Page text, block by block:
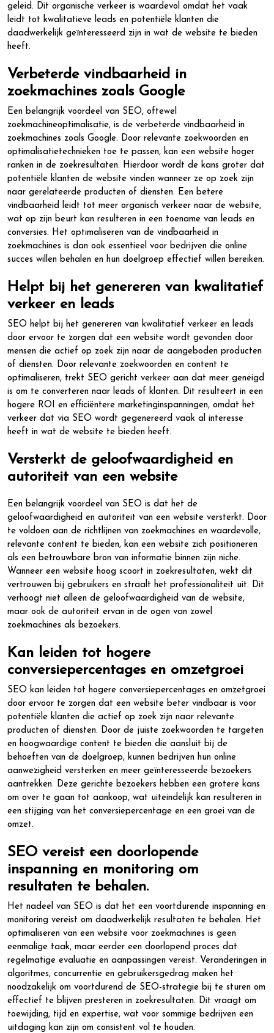
geleid. Dit organische verkeer is waardevol omdat het vaak
leidt tot kwalitatieve leads en potentiële klanten die
daadwerkelijk geïnteresseerd zijn in wat de website te bieden
heeft.
Verbeterde vindbaarheid in
zoekmachines zoals Google
Een belangrijk voordeel van SEO, oftewel
zoekmachineoptimalisatie, is de verbeterde vindbaarheid in
zoekmachines zoals Google. Door relevante zoekwoorden en
optimalisatietechnieken toe te passen, kan een website hoger
ranken in de zoekresultaten. Hierdoor wordt de kans groter dat
potentiële klanten de website vinden wanneer ze op zoek zijn
naar gerelateerde producten of diensten. Een betere
vindbaarheid leidt tot meer organisch verkeer naar de website,
wat op zijn beurt kan resulteren in een toename van leads en
conversies. Het optimaliseren van de vindbaarheid in
zoekmachines is dan ook essentieel voor bedrijven die online
succes willen behalen en hun doelgroep effectief willen bereiken.
Helpt bij het genereren van kwalitatief
verkeer en leads
SEO helpt bij het genereren van kwalitatief verkeer en leads
door ervoor te zorgen dat een website wordt gevonden door
mensen die actief op zoek zijn naar de aangeboden producten
of diensten. Door relevante zoekwoorden en content te
optimaliseren, trekt SEO gericht verkeer aan dat meer geneigd
is om te converteren naar leads of klanten. Dit resulteert in een
hogere ROI en efficiëntere marketinginspanningen, omdat het
verkeer dat via SEO wordt gegenereerd vaak al interesse
heeft in wat de website te bieden heeft.
Versterkt de geloofwaardigheid en
autoriteit van een website
Een belangrijk voordeel van SEO is dat het de
geloofwaardigheid en autoriteit van een website versterkt. Door
te voldoen aan de richtlijnen van zoekmachines en waardevolle,
relevante content te bieden, kan een website zich positioneren
als een betrouwbare bron van informatie binnen zijn niche.
Wanneer een website hoog scoort in zoekresultaten, wekt dit
vertrouwen bij gebruikers en straalt het professionaliteit uit. Dit
verhoogt niet alleen de geloofwaardigheid van de website,
maar ook de autoriteit ervan in de ogen van zowel
zoekmachines als bezoekers.
Kan leiden tot hogere
conversiepercentages en omzetgroei
SEO kan leiden tot hogere conversiepercentages en omzetgroei
door ervoor te zorgen dat een website beter vindbaar is voor
potentiële klanten die actief op zoek zijn naar relevante
producten of diensten. Door de juiste zoekwoorden te targeten
en hoogwaardige content te bieden die aansluit bij de
behoeften van de doelgroep, kunnen bedrijven hun online
aanwezigheid versterken en meer geïnteresseerde bezoekers
aantrekken. Deze gerichte bezoekers hebben een grotere kans
om over te gaan tot aankoop, wat uiteindelijk kan resulteren in
een stijging van het conversiepercentage en een groei van de
omzet.
SEO vereist een doorlopende
inspanning en monitoring om
resultaten te behalen.
Het nadeel van SEO is dat het een voortdurende inspanning en
monitoring vereist om daadwerkelijk resultaten te behalen. Het
optimaliseren van een website voor zoekmachines is geen
eenmalige taak, maar eerder een doorlopend proces dat
regelmatige evaluatie en aanpassingen vereist. Veranderingen in
algoritmes, concurrentie en gebruikersgedrag maken het
noodzakelijk om voortdurend de SEO-strategie bij te sturen om
effectief te blijven presteren in zoekresultaten. Dit vraagt om
toewijding, tijd en expertise, wat voor sommige bedrijven een
uitdaging kan zijn om consistent vol te houden.